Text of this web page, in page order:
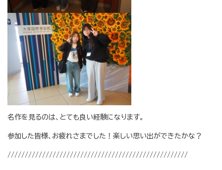
名作を見るのは、とても良い経験になります。
参加した皆様、お疲れさまでした！楽しい思い出ができたかな？
////////////////////////////////////////////////////